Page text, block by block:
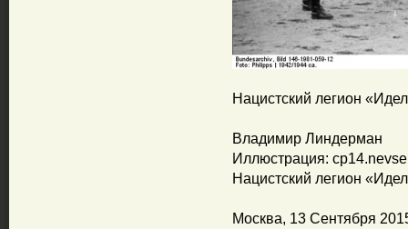
Нацистский легион
Владимир Линдерман
Иллюстрация:
Нацистский легион
Москва, 13 Сентября